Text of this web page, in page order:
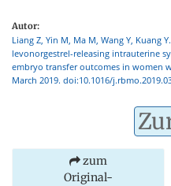
Autor:
Liang Z, Yin M, Ma M, Wang Y, Kuang
levonorgestrel-releasing intrauterine
embryo transfer outcomes in women
March 2019. doi:10.1016/
zum
Original-